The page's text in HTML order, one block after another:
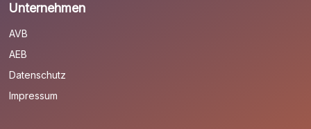
Unternehmen
AVB
AEB
Datenschutz
Impressum